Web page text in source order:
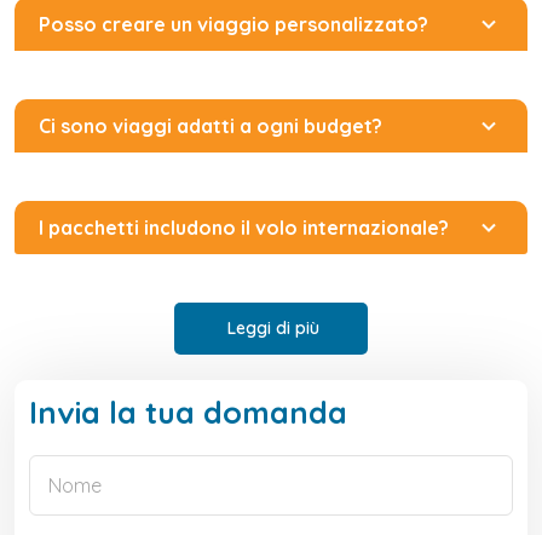
Posso creare un viaggio personalizzato?
Ci sono viaggi adatti a ogni budget?
I pacchetti includono il volo internazionale?
Leggi di più
Invia la tua domanda